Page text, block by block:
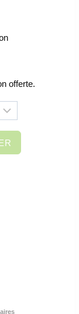
offerte.